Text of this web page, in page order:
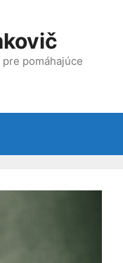
pomáhajúce